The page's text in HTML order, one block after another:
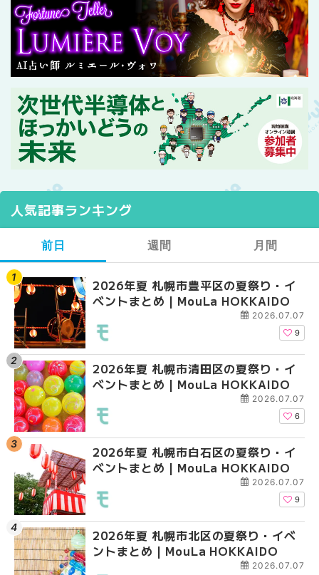
人気記事ランキング
前日
2026年夏 札幌市豊平区の夏祭り・イ
ベントまとめ | MouLa HOKKAIDO
2026.07.07
9
2026年夏 札幌市清田区の夏祭り・イ
ベントまとめ | MouLa HOKKAIDO
2026.07.07
6
2026年夏 札幌市白石区の夏祭り・イ
ベントまとめ | MouLa HOKKAIDO
2026.07.07
9
2026年夏 札幌市北区の夏祭り・イベ
ントまとめ | MouLa HOKKAIDO
2026.07.07
週間
【2026年最新】札幌
ガーデン｜オープン日
大通公園から穴場テ
2026年夏 札幌市白石
ベントまとめ |
2026年夏 札幌市西区
ントまとめ | MouLa
2026年夏 札幌市豊平
ベントまとめ |
月間
【2026年最新】札幌
ガーデン｜オープン日
大通公園から穴場テ
2026年夏 札幌市北区
ントまとめ | MouLa
2026年夏 札幌市白石
ベントまとめ |
2026年夏 札幌市西区
ントまとめ | MouLa